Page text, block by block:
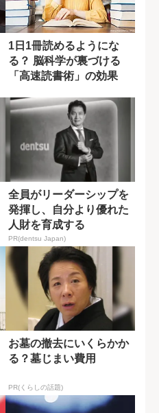
1日1冊読めるようにな
る？ 脳科学が裏づける
「高速読書術」の効果
全員がリーダーシップを
発揮し、自分より優れた
人財を育成する
PR(dentsu Japan)
お墓の撤去にいくらかか
る？墓じまい費用
PR(くらしの話題)